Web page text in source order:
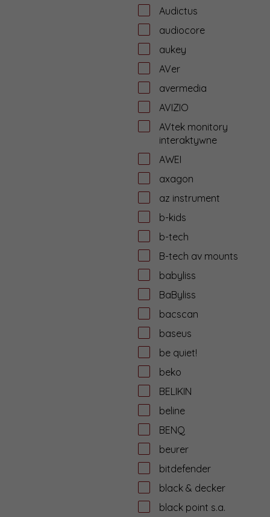
Audictus
audiocore
aukey
AVer
avermedia
AVIZIO
AVtek monitory
interaktywne
AWEI
axagon
az instrument
b-kids
b-tech
B-tech av mounts
babyliss
BaByliss
bacscan
baseus
be quiet!
beko
BELIKIN
beline
BENQ
beurer
bitdefender
black & decker
black point s.a.